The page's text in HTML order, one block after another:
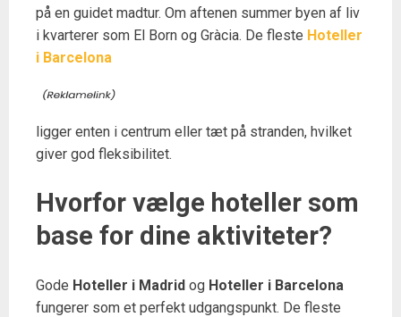
på en guidet madtur. Om aftenen summer byen af liv
i kvarterer som El Born og Gràcia. De fleste Hoteller
i Barcelona
ligger enten i centrum eller tæt på stranden, hvilket
giver god fleksibilitet.
Hvorfor vælge hoteller som
base for dine aktiviteter?
Gode Hoteller i Madrid og Hoteller i Barcelona
fungerer som et perfekt udgangspunkt. De fleste